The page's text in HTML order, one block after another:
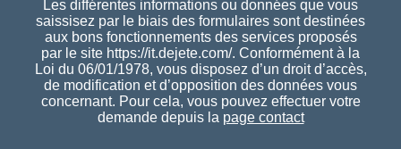
Les différentes informations ou données que vous
saissisez par le biais des formulaires sont destinées
aux bons fonctionnements des services proposés
par le site https://it.dejete.com/. Conformément à la
Loi du 06/01/1978, vous disposez d’un droit d’accès,
de modification et d’opposition des données vous
concernant. Pour cela, vous pouvez effectuer votre
demande depuis la page contact